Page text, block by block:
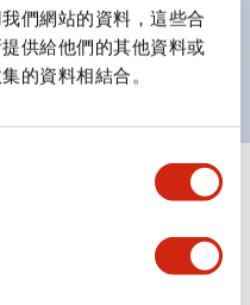
們網站的資料，這些合
供給他們的其他資料或
的資料相結合。
。（部分機種除外）
顯示全部+